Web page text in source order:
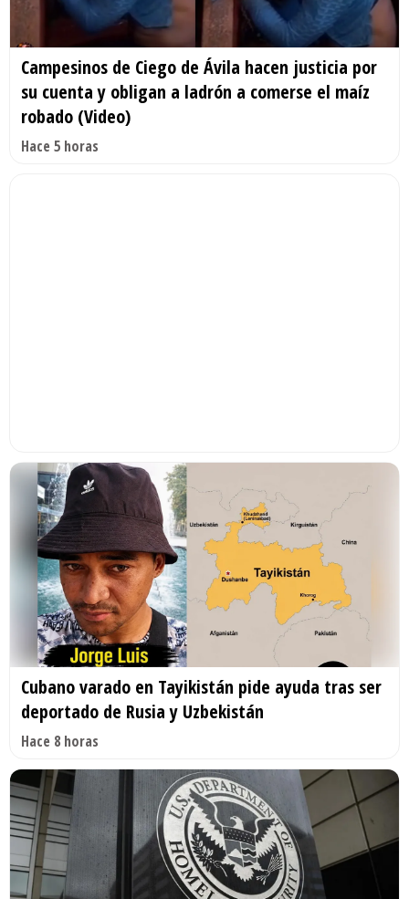
Campesinos de Ciego de Ávila hacen justicia por
su cuenta y obligan a ladrón a comerse el maíz
robado (Video)
Hace 5 horas
Cubano varado en Tayikistán pide ayuda tras ser
deportado de Rusia y Uzbekistán
Hace 8 horas